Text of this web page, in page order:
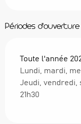
Périodes d'ouverture
Toute l'année
Lundi, mardi,
Jeudi, vendredi,
21h30